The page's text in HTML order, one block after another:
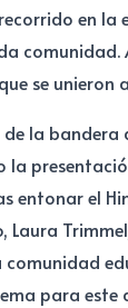
en la
comunidad.
se unieron
la bandera
la
entonar el
Laura
para este